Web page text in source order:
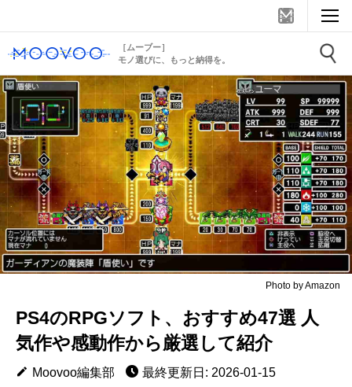
［ムーブー］
モノ選びに、もっと納得を。
Photo by Amazon
PS4のRPGソフト、おすすめ47選 人
気作や感動作から厳選して紹介
Moovoo編集部
最終更新日: 2026-01-15